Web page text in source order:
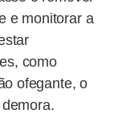
e monitorar a
como
ofegante, o